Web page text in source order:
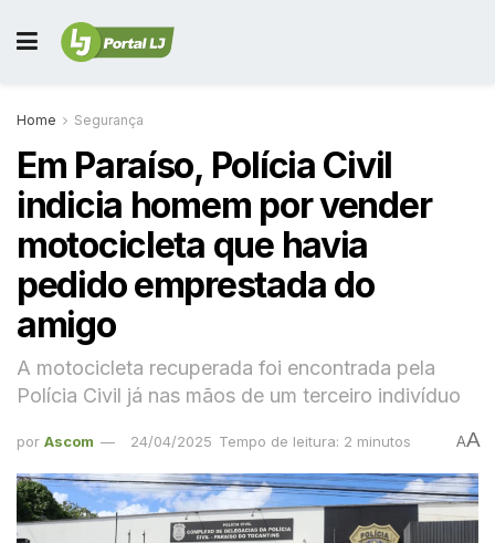
Home Segurança
Em Paraíso, Polícia Civil
indicia homem por vender
motocicleta que havia
pedido emprestada do
amigo
A motocicleta recuperada foi encontrada pela
Polícia Civil já nas mãos de um terceiro indivíduo
por Ascom 24/04/2025 Tempo de leitura: 2 minutos AA